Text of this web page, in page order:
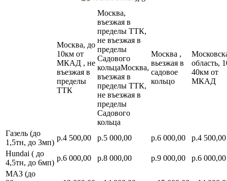
Москва, до
10км от
МКАД , не
въезжая в
пределы
ТТК
Москва,
въезжая в
пределы ТТК,
не въезжая в
пределы
Садового
кольцаМосква,
въезжая в
пределы ТТК,
не въезжая в
пределы
Садового
кольца
Москва ,
вьезжая в
садовое
кольцо
область,
40км от
МКАД
Газель (до
1,5тн, до 3мп)
р.4 500,00 р.5 000,00 р.6 000,00
р.4 500,00
Hundai ( до
4,5тн, до 6мп)
р.6 000,00 р.8 000,00 р.9 000,00
р.6 000,00
МАЗ (до